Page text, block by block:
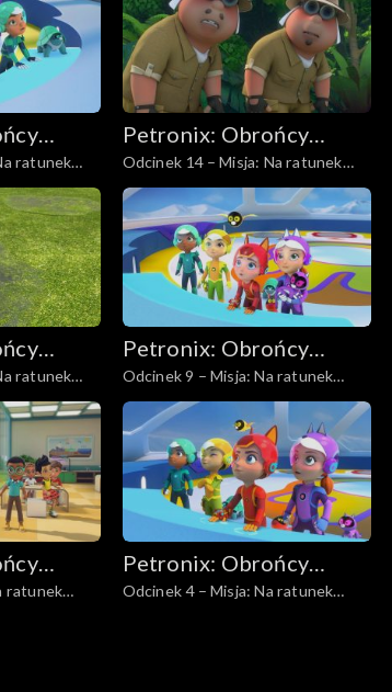
ratunek
Petronix: Obrońcy
zwierząt
Odcinek 14 – Misja: Na ratunek
kameleonowi
ratunek
Petronix: Obrońcy
zwierząt
Odcinek 9 – Misja: Na ratunek
gronostajom
ratunek
Petronix: Obrońcy
zwierząt
Odcinek 4 – Misja: Na ratunek